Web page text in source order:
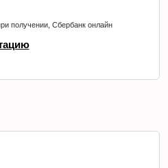
получении, Сбербанк онлайн